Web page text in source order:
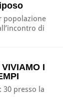
popolazione
di
I
30 presso la